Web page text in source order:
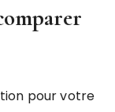
pour votre